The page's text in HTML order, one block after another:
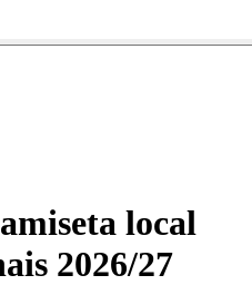
local
2026/27